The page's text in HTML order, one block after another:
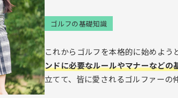
ゴルフの基礎知識
これからゴルフを本格的に始めよう
ンドに必要なルールやマナーなどの
立てて、皆に愛されるゴルファーの